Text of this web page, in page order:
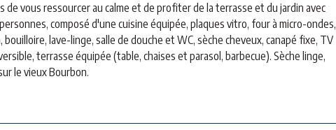
vous ressourcer au calme et de profiter de la terrasse et du jardin avec
composé d'une cuisine équipée, plaques vitro, four à micro-ondes,
lave-linge, salle de douche et WC, sèche cheveux, canapé fixe, TV
terrasse équipée (table, chaises et parasol, barbecue). Sèche linge,
le vieux Bourbon.